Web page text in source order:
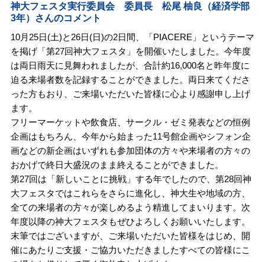
神大フェスタ実行委員会 委員長 松尾 柚良（経済学部
3年）さんのコメント
10月25日(土)と26日(日)の2日間、「PIACERE」というテーマ
を掲げ「第27回神大フェスタ」を開催いたしました。今年度
は両日雨天に見舞われましたが、合計約16,000名と昨年度に
迫る来場者数を記録することができました。両日来てくださ
った方もおり、ご来場いただいた皆様に心より感謝申し上げ
ます。
フリーマーケットや飲食店、サークル・ゼミ発表などの恒例
企画はもちろん、今年から始まった11号館企画やシフォン企
画などの新企画はいずれも参加団体の方々や来場者の方々の
おかげで終日大盛況のまま終えることができました。
第27回は「新しいことに挑戦」する年でしたので、第28回神
大フェスタではこれらをさらに進化し、神大生や地域の方、
全ての来場者の方々が楽しめるよう精進してまいります。次
年度以降の神大フェスタもぜひよろしくお願いいたします。
末筆ではございますが、ご来場いただいた皆様をはじめ、開
催にあたりご支援・ご協力いただきましたすべての皆様にこ